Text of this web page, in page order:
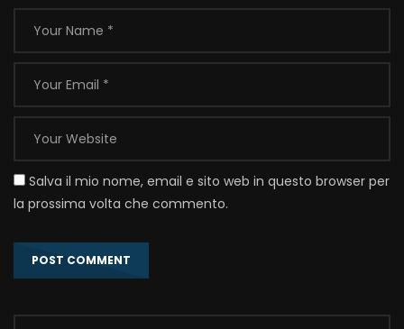
Salva il mio nome, email e sito web in questo browser per
la prossima volta che commento.